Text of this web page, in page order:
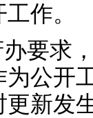
作。
要求
公开
新发